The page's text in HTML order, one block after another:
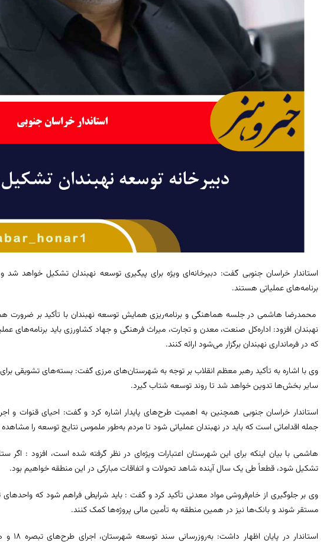
استاندار خراسان جنوبی گفت: دبیرخانه‌ای ویژه برای پیگیری توسعه نهبندان تشکیل خواهد شد
برنامه‌های عملیاتی هستند.
محمدرضا هاشمی در جلسه هماهنگی و برنامه‌ریزی همایش توسعه نهبندان با تأکید بر ضرورت
نهبندان افزود: اداره‌کل صنعت، معدن و تجارت، میراث فرهنگی و جهاد کشاورزی باید برنامه‌های
که در فرمانداری نهبندان برگزار می‌شود ارائه کنند.
وی با اشاره به تأکید رهبر معظم انقلاب بر توجه به شهرستان‌های مرزی گفت: بسته‌های تشویقی
سایر بخش‌ها تدوین خواهد شد تا روند توسعه شتاب گیرد.
استاندار خراسان جنوبی همچنین به اهمیت طرح‌های پایدار اشاره کرد و گفت: احیای قنوات و
جمله اقداماتی است که باید در نهبندان عملیاتی شود تا مردم به‌طور ملموس نتایج توسعه را مشاهده
هاشمی با بیان اینکه برای این شهرستان اعتبارات ویژه‌ای در نظر گرفته شده است، افزود : اگر
تشکیل شود، قطعاً طی یک سال آینده شاهد تحولات و اتفاقات مبارکی در این منطقه خواهیم بود.
وی بر جلوگیری از خام‌فروشی مواد معدنی تأکید کرد و گفت : باید شرایطی فراهم شود که واحدهای
مستقر شوند و بانک‌ها نیز در همین منطقه به تأمین مالی پروژه‌ها کمک کنند.